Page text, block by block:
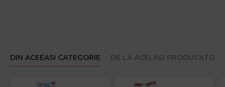
DIN ACEEASI CATEGORIE DE LA ACELASI PRODUCATOR